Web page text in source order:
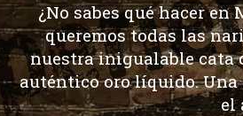
¿No sabesqué hacer en
queremos todas las
nuestra inigualablecata
auténtico oro líquido. Una
el